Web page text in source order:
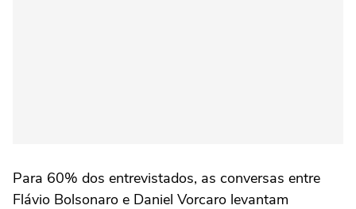
Para 60% dos entrevistados, as conversas entre
Flávio Bolsonaro e Daniel Vorcaro levantam